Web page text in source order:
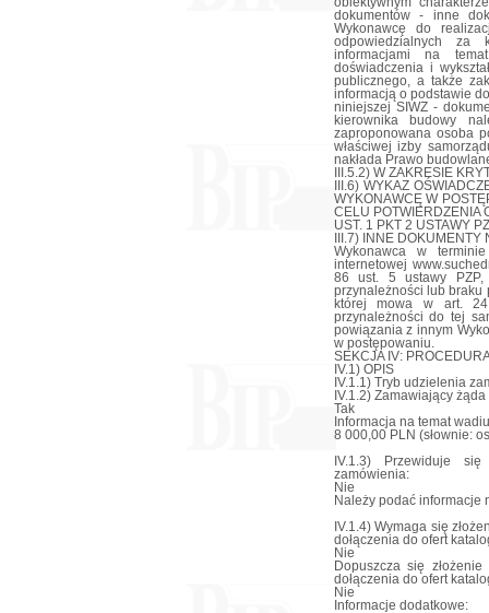
dokumentów - inne
Wykonawcę do
odpowiedzialnych za
informacjami na
doświadczenia i
publicznego, a także
informacją o podstawie
niniejszej SIWZ -
kierownika budowy
zaproponowana osoba
właściwej izby
nakłada Prawo
III.5.2) W ZAKRESIE
III.6) WYKAZ
WYKONAWCĘ W
CELU POTWIERDZENIA
UST. 1 PKT 2 USTAWY
III.7) INNE DOKUMENTY
Wykonawca w
internetowej
86 ust. 5 ustawy PZP,
przynależności lub braku
której mowa w art.
przynależności do tej
powiązania z innym
w postępowaniu.
SEKCJA IV:
IV.1) OPIS
IV.1.1) Tryb udzielenia
IV.1.2) Zamawiający
Tak
Informacja na temat
8 000,00 PLN (słownie:
IV.1.3) Przewiduje
zamówienia:
Nie
Należy podać informacje
IV.1.4) Wymaga się
dołączenia do ofert
Nie
Dopuszcza się
dołączenia do ofert
Nie
Informacje dodatkowe: